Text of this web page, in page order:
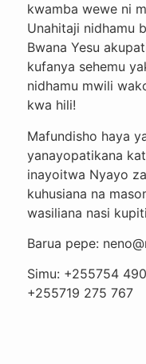
kwamba wewe ni
Unahitaji nidhamu
Bwana Yesu
kufanya sehemu
nidhamu mwili
kwa hili!
Mafundisho haya
yanayopatikana
inayoitwa Nyayo
kuhusiana na
wasiliana nasi
Barua pepe:
Simu: +255754
+255719 275 767